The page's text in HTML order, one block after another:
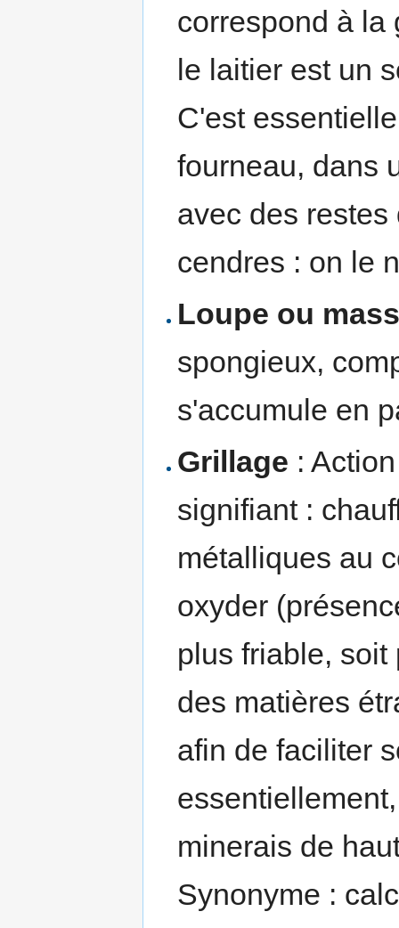
correspond à la
le laitier est un
C'est
fourneau, dans
avec des
cendres : on le
Loupe ou
spongieux,
s'accumule en
Grillage :
signifiant :
métalliques au
oxyder
plus friable,
des matières
afin de faciliter
minerais de
Synonyme :